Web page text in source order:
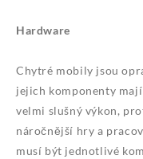
Hardware
Chytré mobily jsou
jejich komponenty
velmi slušný výkon,
náročnější hry a
musí být jednotlivé